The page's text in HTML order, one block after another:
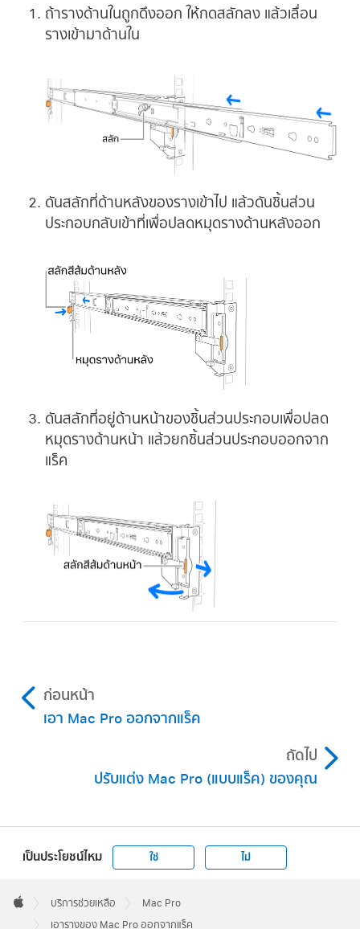
ถ้ารางด้านในถูกดึงออก ให้กดสลักลง แล้วเลื่อน
รางเข้ามาด้านใน
ดันสลักที่ด้านหลังของรางเข้าไป แล้วดันชิ้นส่วน
ประกอบกลับเข้าที่เพื่อปลดหมุดรางด้านหลังออก
ดันสลักที่อยู่ด้านหน้าของชิ้นส่วนประกอบเพื่อปลด
หมุดรางด้านหน้า แล้วยกชิ้นส่วนประกอบออกจาก
แร็ค
ก่อนหน้า
เอา Mac Pro ออกจากแร็ค
ถัดไป
ปรับแต่ง Mac Pro (แบบแร็ค) ของคุณ
เป็นประโยชน์ไหม ใช่ ไม่
Footer

บริการช่วยเหลือ Mac Pro
เอารางของ Mac Pro ออกจากแร็ค